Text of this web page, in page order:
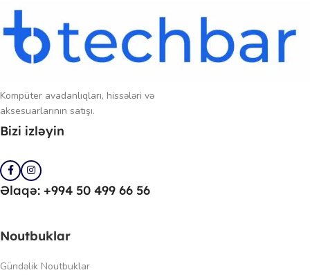
Kompüter avadanlıqları, hissələri və
aksesuarlarının satışı.
Bizi izləyin
Əlaqə: +994 50 499 66 56
Noutbuklar
Gündəlik Noutbuklar